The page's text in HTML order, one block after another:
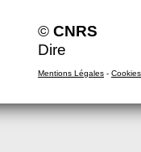
© CNRS
Dire
Mentions Légales - Cookies